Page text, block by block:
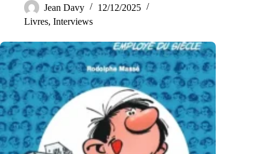
Jean Davy
12/12/2025
Livres, Interviews